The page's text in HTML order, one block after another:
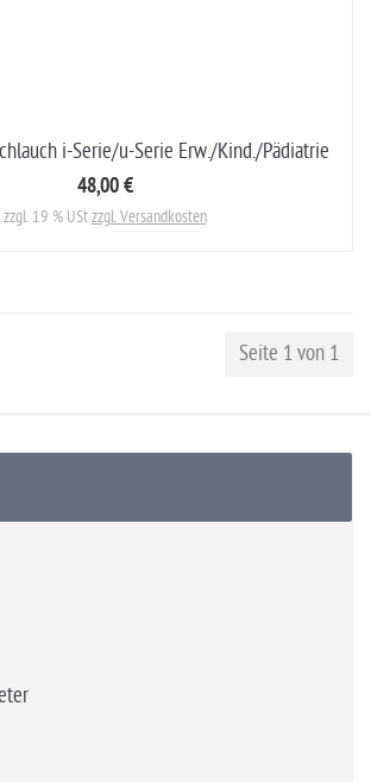
i-Serie/u-Serie Erw./Kind./Pädiatrie
48,00 €
zzgl. 19 % UStzzgl. Versandkosten
Seite 1 von 1